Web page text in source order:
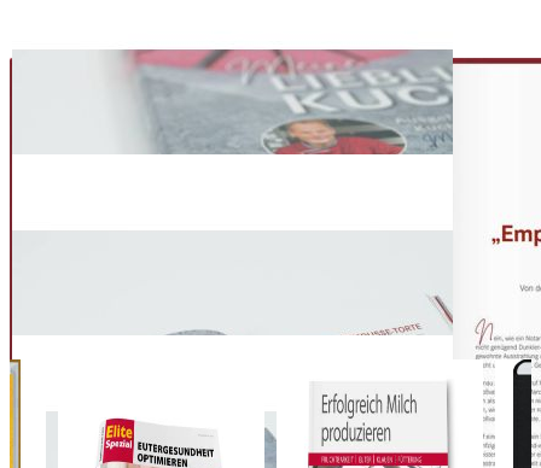
»Ob Seegers Version einer Schwarzwälder Kirschtorte,
Apfelkuchen oder eine Mandarinentorte – seine Kreationen sind
einfach nachzumachen und doch besonders.« Cellesche Zeitung